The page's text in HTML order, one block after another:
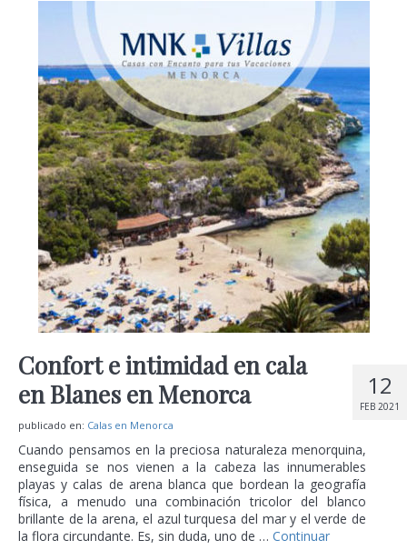
12
FEB 2021
Confort e intimidad en cala
en Blanes en Menorca
publicado en: Calas en Menorca
Cuando pensamos en la preciosa naturaleza menorquina,
enseguida se nos vienen a la cabeza las innumerables
playas y calas de arena blanca que bordean la geografía
física, a menudo una combinación tricolor del blanco
brillante de la arena, el azul turquesa del mar y el verde de
la flora circundante. Es, sin duda, uno de … Continuar